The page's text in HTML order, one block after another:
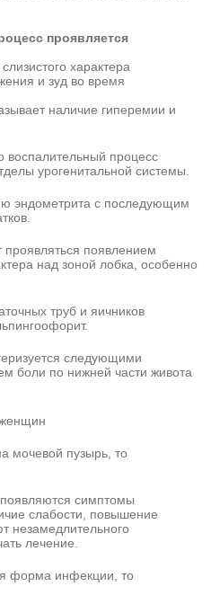
проявляется
характера
и зуд во время
наличие гиперемии и
воспалительный процесс
урогенитальной системы.
эндометрита с последующим
появлением
над зоной лобка, особенно
труб и яичников
следующими
боли по нижней части живота
мочевой пузырь, то
симптомы
слабости, повышение
незамедлительного
лечение.
форма инфекции, то